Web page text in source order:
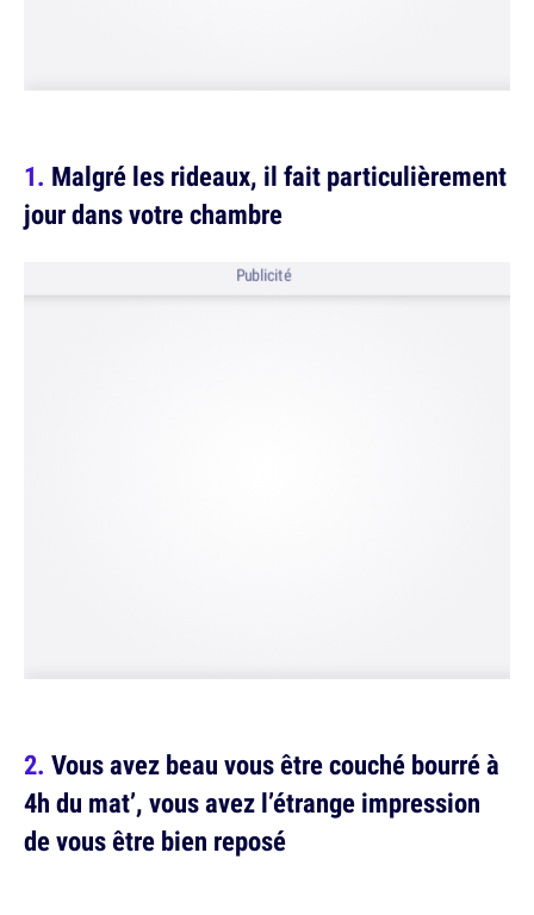
Malgré les rideaux, il fait particulièrement
jour dans votre chambre
Publicité
Vous avez beau vous être couché bourré à
4h du mat’, vous avez l’étrange impression
de vous être bien reposé